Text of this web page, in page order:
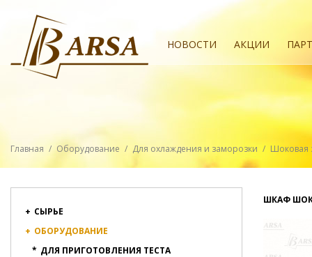
НОВОСТИ АКЦИИ
Главная / Оборудование / Для охлаждения и заморозки / Шоковая
+ СЫРЬЕ
+ ОБОРУДОВАНИЕ
* ДЛЯ ПРИГОТОВЛЕНИЯ ТЕСТА
ШКАФ